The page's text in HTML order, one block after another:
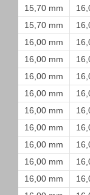
15,70 mm
15,70 mm
16,00 mm
16,00 mm
16,00 mm
16,00 mm
16,00 mm
16,00 mm
16,00 mm
16,00 mm
16,00 mm